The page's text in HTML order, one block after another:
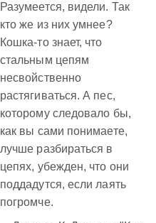
Разумеется, видели. Так
кто же из них умнее?
Кошка-то знает, что
стальным цепям
несвойственно
растягиваться. А пес,
которому следовало бы,
как вы сами понимаете,
лучше разбираться в
цепях, убежден, что они
поддадутся, если лаять
погромче.